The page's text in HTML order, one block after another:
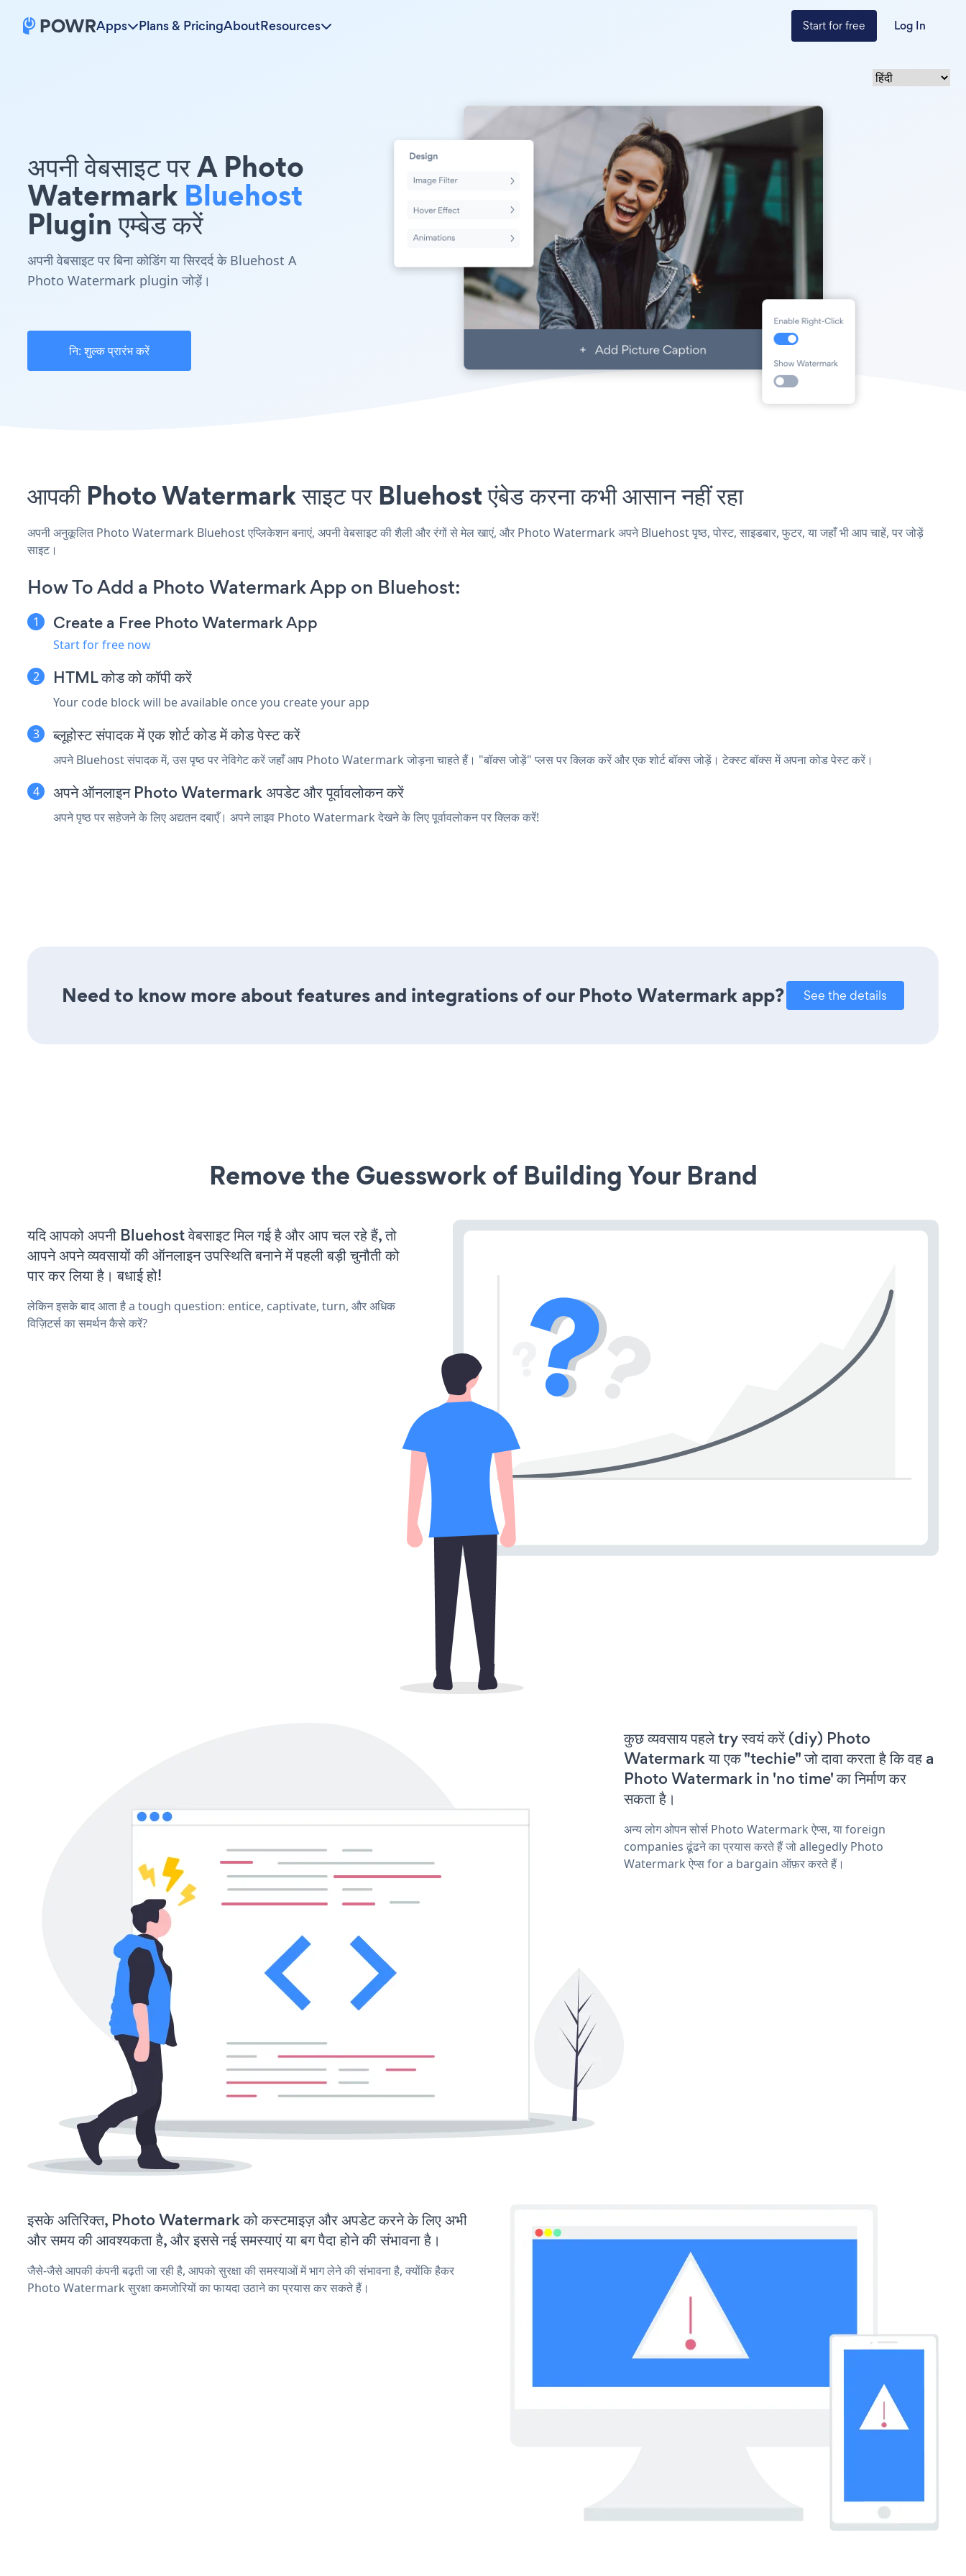
Apps Plans & PricingAboutResources Start for free Log In
अपनी वेबसाइट पर A Photo
Watermark Bluehost
Plugin एम्बेड करें
अपनी वेबसाइट पर बिना कोडिंग या सिरदर्द के Bluehost A
Photo Watermark plugin जोड़ें।
नि: शुल्क प्रारंभ करें
आपकी Photo Watermark साइट पर Bluehost एंबेड करना कभी आसान नहीं रहा
अपनी अनुकूलित Photo Watermark Bluehost एप्लिकेशन बनाएं, अपनी वेबसाइट की शैली और रंगों से मेल खाएं, और Photo Watermark अपने Bluehost पृष्ठ, पोस्ट, साइडबार, फुटर, या जहाँ भी आप चाहें, पर जोड़ें
साइट।
How To Add a Photo Watermark App on Bluehost:
Create a Free Photo Watermark App
Start for free now
HTML कोड को कॉपी करें
Your code block will be available once you create your app
ब्लूहोस्ट संपादक में एक शोर्ट कोड में कोड पेस्ट करें
अपने Bluehost संपादक में, उस पृष्ठ पर नेविगेट करें जहाँ आप Photo Watermark जोड़ना चाहते हैं। "बॉक्स जोड़ें" प्लस पर क्लिक करें और एक शोर्ट बॉक्स जोड़ें। टेक्स्ट बॉक्स में अपना कोड पेस्ट करें।
अपने ऑनलाइन Photo Watermark अपडेट और पूर्वावलोकन करें
अपने पृष्ठ पर सहेजने के लिए अद्यतन दबाएँ। अपने लाइव Photo Watermark देखने के लिए पूर्वावलोकन पर क्लिक करें!
Need to know more about features and integrations of our Photo Watermark app? See the details
Remove the Guesswork of Building Your Brand
यदि आपको अपनी Bluehost वेबसाइट मिल गई है और आप चल रहे हैं, तो
आपने अपने व्यवसायों की ऑनलाइन उपस्थिति बनाने में पहली बड़ी चुनौती को
पार कर लिया है। बधाई हो!
लेकिन इसके बाद आता है a tough question: entice, captivate, turn, और अधिक
विज़िटर्स का समर्थन कैसे करें?
कुछ व्यवसाय पहले try स्वयं करें (diy) Photo
Watermark या एक "techie" जो दावा करता है कि वह a
Photo Watermark in 'no time' का निर्माण कर
सकता है।
अन्य लोग ओपन सोर्स Photo Watermark ऐप्स, या foreign
companies ढूंढने का प्रयास करते हैं जो allegedly Photo
Watermark ऐप्स for a bargain ऑफ़र करते हैं।
इसके अतिरिक्त, Photo Watermark को कस्टमाइज़ और अपडेट करने के लिए अभी
और समय की आवश्यकता है, और इससे नई समस्याएं या बग पैदा होने की संभावना है।
जैसे-जैसे आपकी कंपनी बढ़ती जा रही है, आपको सुरक्षा की समस्याओं में भाग लेने की संभावना है, क्योंकि हैकर
Photo Watermark सुरक्षा कमजोरियों का फायदा उठाने का प्रयास कर सकते हैं।